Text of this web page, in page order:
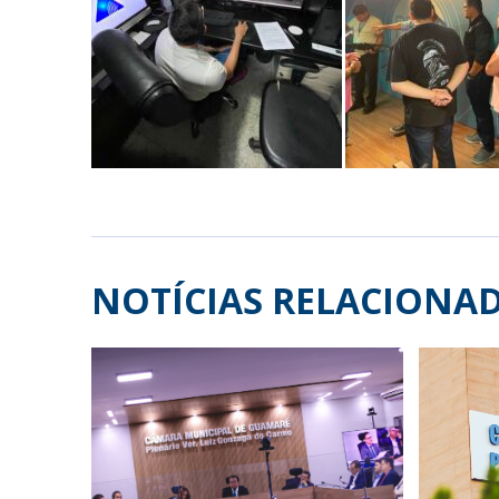
NOTÍCIAS